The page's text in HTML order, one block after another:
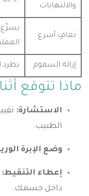
والالتهابات
تعافٍ أسرع
يسرّع
إزالة السموم يطرد
ماذا تتوقع
الاستشارة:
الطبيب.
وضع الإبرة
إعطاء التنقيط:
داخل جسمك.